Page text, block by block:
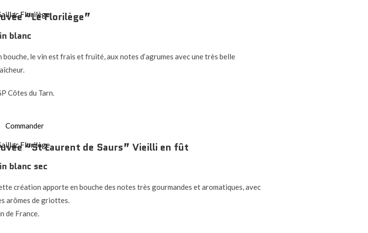
“Le Florilège”
blanc
bouche, le vin est frais et fruité, aux notes d’agrumes avec une très belle
Côtes du Tarn.
Commander
“St Laurent de Saurs” Vieilli en fût
blanc sec
création apporte en bouche des notes très gourmandes et aromatiques, avec
arômes de griottes.
de France.